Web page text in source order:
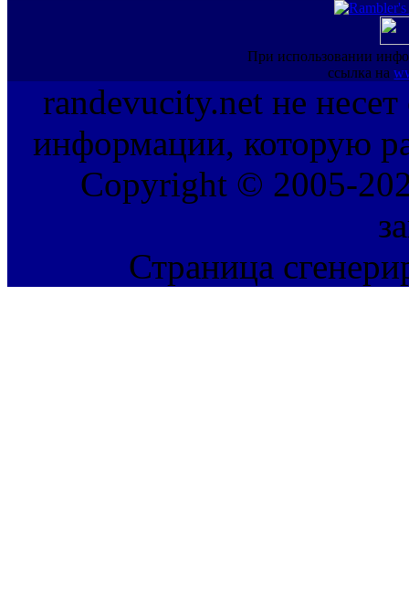
При использовании
ссылка на
randevucity.net не несет
информации, которую
Copyright © 2005-
Страница